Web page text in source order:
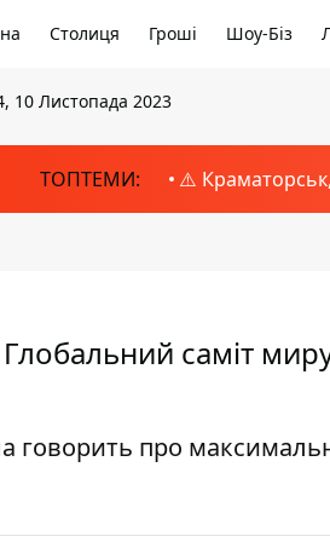
Столиця Гроші Шоу-Біз
10 Листопада 2023
ТОПТЕМИ: ⚠️
саміт
говорить про